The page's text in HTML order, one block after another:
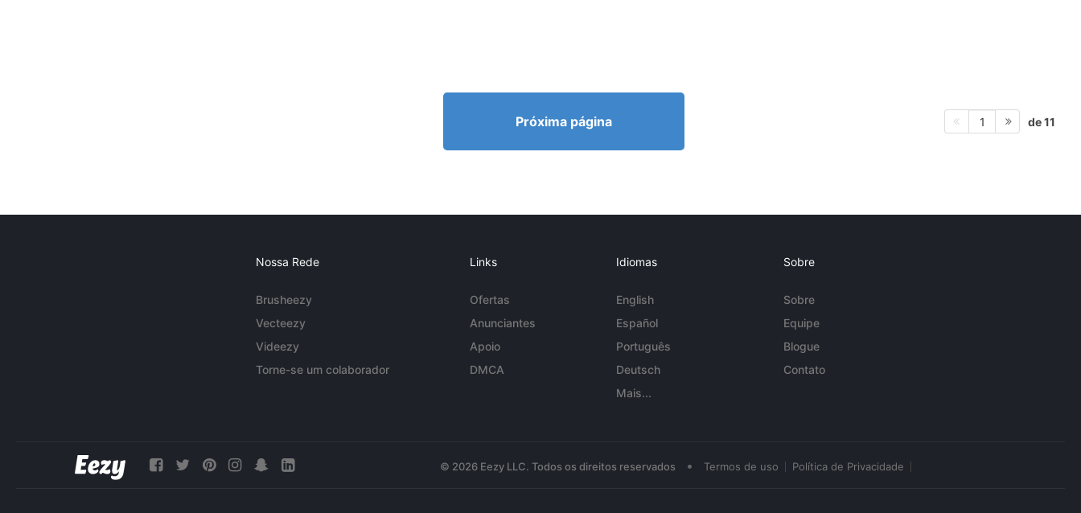
Próxima página 1 de 11
Nossa Rede
Brusheezy
Vecteezy
Videezy
Torne-se um colaborador
Links
Ofertas
Anunciantes
Apoio
DMCA
Idiomas
English
Español
Português
Deutsch
Mais...
Sobre
Sobre
Equipe
Blogue
Contato
© 2026 Eezy LLC. Todos os direitos reservados • Termos de uso Política de Privacidade